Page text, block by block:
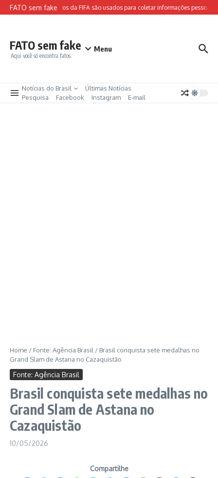
Ir para o conteúdo
FATO sem fakeSites falsos da FIFA são usados para coletar informações pessoais
FATO sem fake
Aqui você só encontra fatos.
Menu
Notícias do Brasil
Últimas Notícias
Pesquisa
Facebook Instagram E-mail
Home / Fonte: Agência Brasil / Brasil conquista sete medalhas no
Grand Slam de Astana no Cazaquistão
Fonte: Agência Brasil
Brasil conquista sete medalhas no
Grand Slam de Astana no
Cazaquistão
10/05/2026
Compartilhe